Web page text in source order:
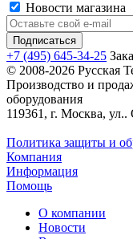
Новости магазина
+7 (495) 645-34-25
© 2008-2026 Русская
Производство и
оборудования
119361, г. Москва,
Политика защиты и
Компания
Информация
Помощь
О компании
Новости